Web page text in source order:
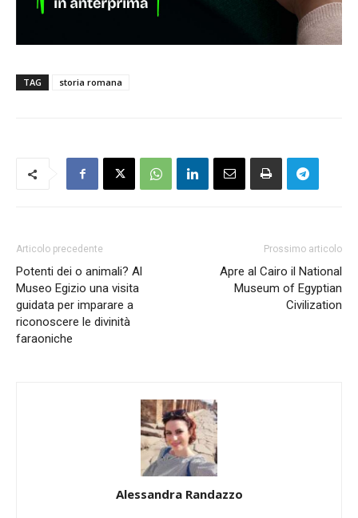
TAG storia romana
Articolo precedente
Potenti dei o animali? Al
Museo Egizio una visita
guidata per imparare a
riconoscere le divinità
faraoniche
Prossimo articolo
Apre al Cairo il National
Museum of Egyptian
Civilization
Alessandra Randazzo